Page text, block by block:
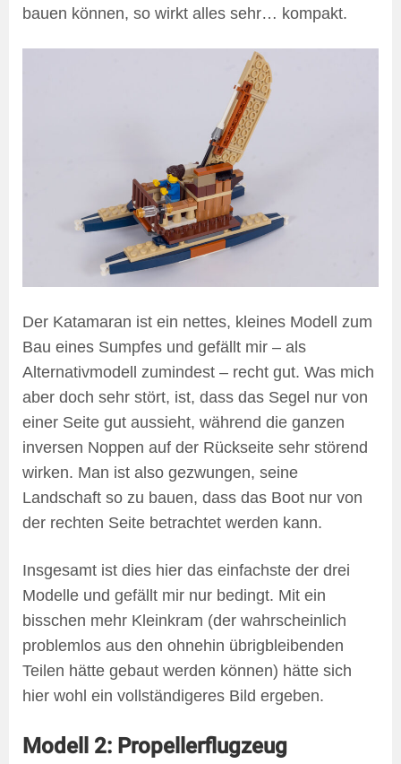
bauen können, so wirkt alles sehr… kompakt.
Der Katamaran ist ein nettes, kleines Modell zum
Bau eines Sumpfes und gefällt mir – als
Alternativmodell zumindest – recht gut. Was mich
aber doch sehr stört, ist, dass das Segel nur von
einer Seite gut aussieht, während die ganzen
inversen Noppen auf der Rückseite sehr störend
wirken. Man ist also gezwungen, seine
Landschaft so zu bauen, dass das Boot nur von
der rechten Seite betrachtet werden kann.
Insgesamt ist dies hier das einfachste der drei
Modelle und gefällt mir nur bedingt. Mit ein
bisschen mehr Kleinkram (der wahrscheinlich
problemlos aus den ohnehin übrigbleibenden
Teilen hätte gebaut werden können) hätte sich
hier wohl ein vollständigeres Bild ergeben.
Modell 2: Propellerflugzeug